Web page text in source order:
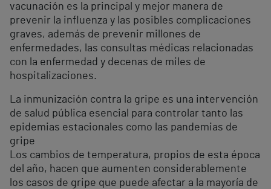
vacunación es la principal y mejor manera de
prevenir la influenza y las posibles complicaciones
graves, además de prevenir millones de
enfermedades, las consultas médicas relacionadas
con la enfermedad y decenas de miles de
hospitalizaciones.
La inmunización contra la gripe es una intervención
de salud pública esencial para controlar tanto las
epidemias estacionales como las pandemias de
gripe
Los cambios de temperatura, propios de esta época
del año, hacen que aumenten considerablemente
los casos de gripe que puede afectar a la mayoría de